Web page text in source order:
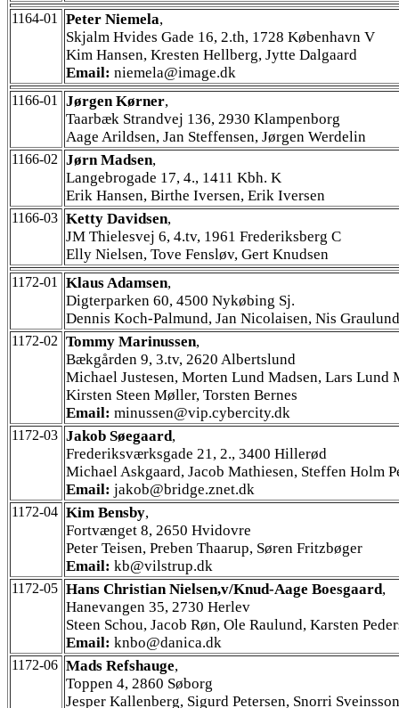
1164-01 Peter Niemela,
Skjalm Hvides Gade 16, 2.th, 1728 København V
Kim Hansen, Kresten Hellberg, Jytte Dalgaard
Email: niemela@image.dk
1166-01 Jørgen Kørner,
Taarbæk Strandvej 136, 2930 Klampenborg
Aage Arildsen, Jan Steffensen, Jørgen Werdelin
1166-02 Jørn Madsen,
Langebrogade 17, 4., 1411 Kbh. K
Erik Hansen, Birthe Iversen, Erik Iversen
1166-03 Ketty Davidsen,
JM Thielesvej 6, 4.tv, 1961 Frederiksberg C
Elly Nielsen, Tove Fensløv, Gert Knudsen
1172-01 Klaus Adamsen,
Digterparken 60, 4500 Nykøbing Sj.
Dennis Koch-Palmund, Jan Nicolaisen, Nis Graulund
1172-02 Tommy Marinussen,
Bækgården 9, 3.tv, 2620 Albertslund
Michael Justesen, Morten Lund Madsen, Lars Lund
Kirsten Steen Møller, Torsten Bernes
Email: minussen@vip.cybercity.dk
1172-03 Jakob Søegaard,
Frederiksværksgade 21, 2., 3400 Hillerød
Michael Askgaard, Jacob Mathiesen, Steffen Holm
Email: jakob@bridge.znet.dk
1172-04 Kim Bensby,
Fortvænget 8, 2650 Hvidovre
Peter Teisen, Preben Thaarup, Søren Fritzbøger
Email: kb@vilstrup.dk
1172-05 Hans Christian Nielsen,v/Knud-Aage Boesgaard,
Hanevangen 35, 2730 Herlev
Steen Schou, Jacob Røn, Ole Raulund, Karsten
Email: knbo@danica.dk
1172-06 Mads Refshauge,
Toppen 4, 2860 Søborg
Jesper Kallenberg, Sigurd Petersen, Snorri